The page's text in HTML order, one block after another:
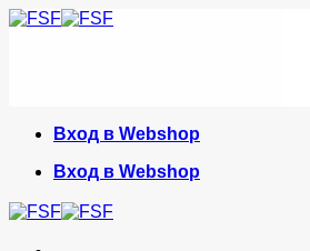
Skip
Вход в Webshop
Вход в Webshop